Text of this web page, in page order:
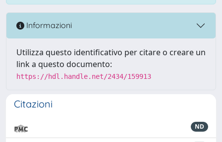
Informazioni
Utilizza questo identificativo per citare o creare un
link a questo documento:
https://hdl.handle.net/2434/159913
Citazioni
ND